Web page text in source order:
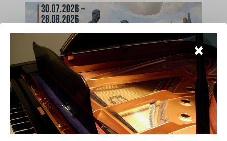
Чувство Родины — одно на
всех